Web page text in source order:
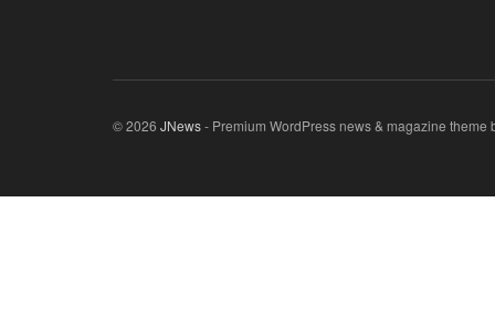
© 2026 JNews- Premium WordPress news & magazine theme